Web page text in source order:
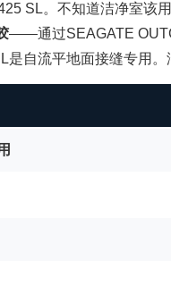
SL。不知道洁净室该用
——通过SEAGATE
自流平地面接缝专用